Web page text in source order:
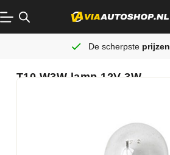
De scherpste prijzen
T10 W3W lamp 12V 3W